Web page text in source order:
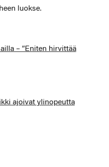
luokse.
– ”Eniten hirvittää
ajoivat ylinopeutta